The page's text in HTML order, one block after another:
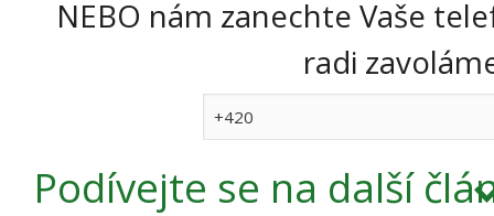
NEBO nám zanechte Vaše
radi
Podívejte se na další